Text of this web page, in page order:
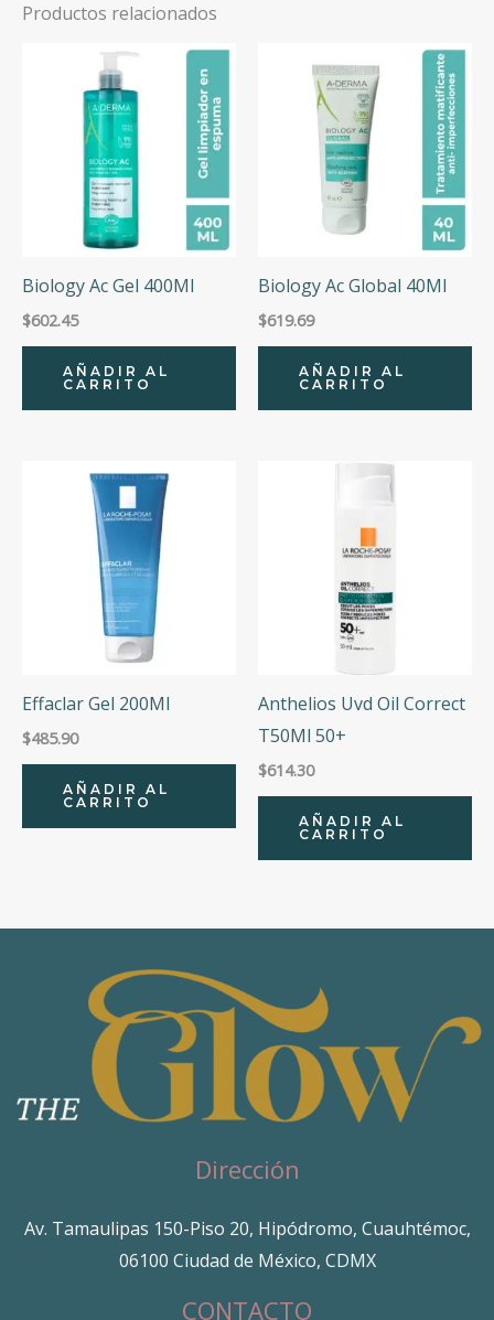
Productos relacionados
Biology Ac Gel 400Ml
$602.45
AÑADIR AL
CARRITO
Biology Ac Global 40Ml
$619.69
AÑADIR AL
CARRITO
Effaclar Gel 200Ml
$485.90
AÑADIR AL
CARRITO
Anthelios Uvd Oil Correct
T50Ml 50+
$614.30
AÑADIR AL
CARRITO
Dirección
Av. Tamaulipas 150-Piso 20, Hipódromo, Cuauhtémoc,
06100 Ciudad de México, CDMX
CONTACTO